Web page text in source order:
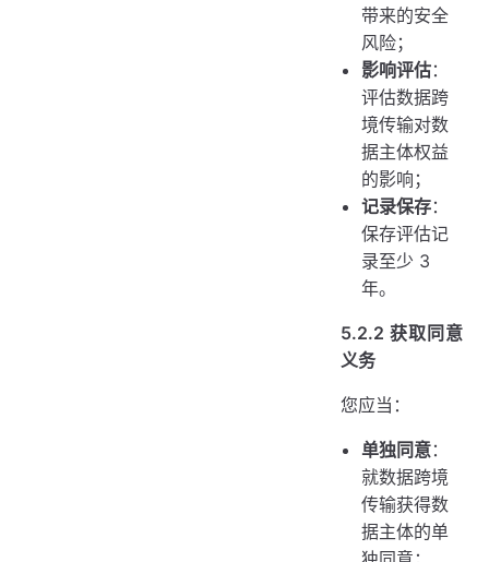
带来的安全
风险；
影响评估：
评估数据跨
境传输对数
据主体权益
的影响；
记录保存：
保存评估记
录至少 3
年。
5.2.2 获取同意
义务
您应当：
单独同意：
就数据跨境
传输获得数
据主体的单